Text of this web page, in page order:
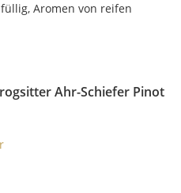
Aromen von reifen
Ahr-Schiefer Pinot